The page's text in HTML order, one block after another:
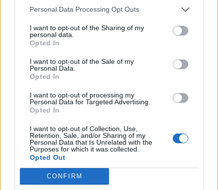
Personal Data Processing Opt Outs
I want to opt-out of the Sharing of my
personal data.
Opted In
I want to opt-out of the Sale of my
Personal Data.
Opted In
I want to opt-out of processing my
Personal Data for Targeted Advertising.
Opted In
I want to opt-out of Collection, Use,
Retention, Sale, and/or Sharing of my
Personal Data that Is Unrelated with the
Purposes for which it was collected.
Opted Out
CONFIRM
A fugit și „patriotul”
Dragomir! A ieșit din
țară cu o zi înaintea
condamnării. Și voia
să ne scoată din UE…